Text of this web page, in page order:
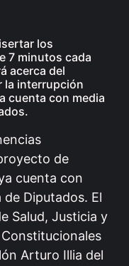
los
7 minutos cada
acerca del
la interrupción
cuenta con media
de
cuenta con
de Diputados. El
Salud, Justicia y
Arturo Illia del